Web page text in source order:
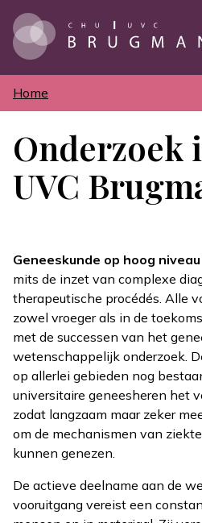
en
naar
de
gaan
Kruimelpad
Home
Onderzoek
UVC
Geneeskunde op hoog niveau
mits de inzet van complexe
therapeutische procédés. Alle
zowel vroeger als in de
met de successen van het
wetenschappelijk onderzoek.
op allerlei gebieden nog
universitaire geneesheren het
zodat langzaam maar zeker
om de mechanismen van
kunnen genezen.
De actieve deelname aan de
vooruitgang vereist een